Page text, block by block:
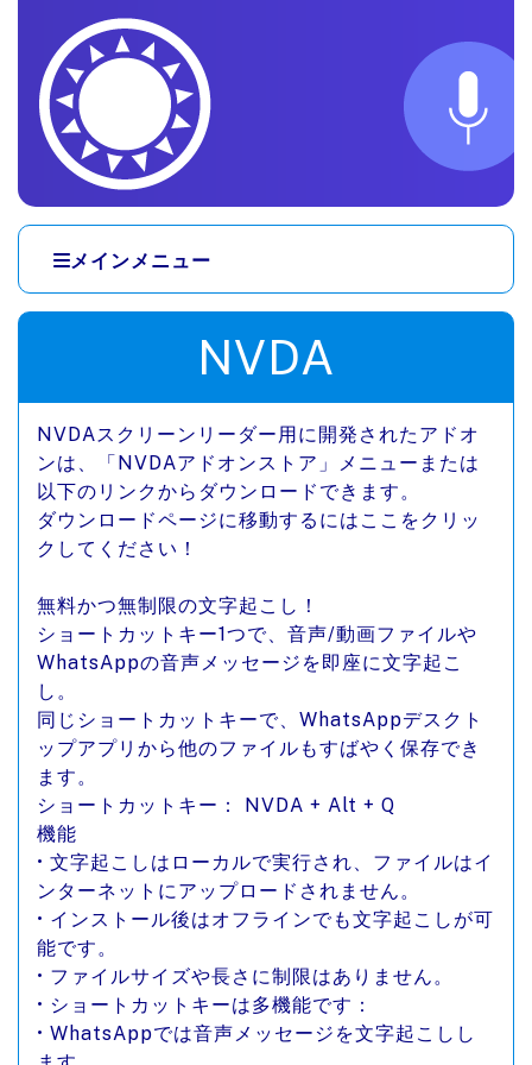
メインコンテンツへスキップ
メインメニュー
NVDA
NVDAスクリーンリーダー用に開発されたアドオ
ンは、「NVDAアドオンストア」メニューまたは
以下のリンクからダウンロードできます。
ダウンロードページに移動するにはここをクリッ
クしてください！
無料かつ無制限の文字起こし！
ショートカットキー1つで、音声/動画ファイルや
WhatsAppの音声メッセージを即座に文字起こ
し。
同じショートカットキーで、WhatsAppデスクト
ップアプリから他のファイルもすばやく保存でき
ます。
ショートカットキー： NVDA + Alt + Q
機能
• 文字起こしはローカルで実行され、ファイルはイ
ンターネットにアップロードされません。
• インストール後はオフラインでも文字起こしが可
能です。
• ファイルサイズや長さに制限はありません。
• ショートカットキーは多機能です：
• WhatsAppでは音声メッセージを文字起こしし
メニューへスキップ